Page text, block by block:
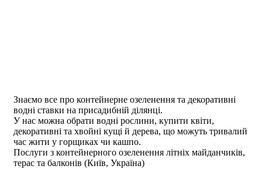
Знаємо все про контейнерне озеленення та декоративні
водні ставки на присадибній ділянці.
У нас можна обрати водні рослини, купити квіти,
декоративні та хвойні кущі й дерева, що можуть тривалий
час жити у горщиках чи кашпо.
Послуги з контейнерного озеленення літніх майданчиків,
терас та балконів (Київ, Україна)